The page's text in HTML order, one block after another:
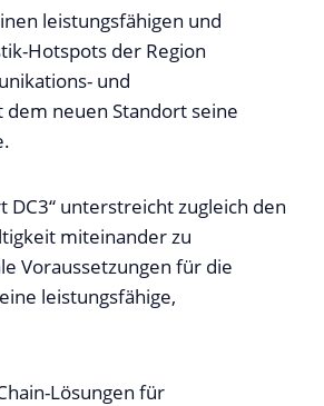
leistungsfähigen und
Hotspots der Region
und
neuen Standort seine
DC3“ unterstreicht zugleich den
miteinander zu
Voraussetzungen für die
leistungsfähige,
Lösungen für